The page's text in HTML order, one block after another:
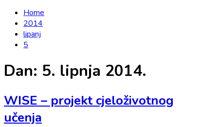
Home
2014
lipanj
5
Dan: 5. lipnja 2014.
WISE – projekt cjeloživotnog
učenja